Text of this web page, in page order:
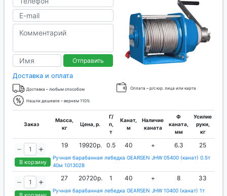
Отправить
Доставка и оплата
Доставка – любым способом Оплата – р/с юр. лица или карта
Нашли дешевле – вернем 110%
Заказ
Масса,
кг
Цена, р.
Г/
п,
т
Канат,
м
Наличие
каната
Ф
каната,
мм
Усилие
руки,
кг
В корзину
19 19920р. 0.5 40 + 6.3 25
Ручная барабанная лебедка GEARSEN JHW 05400 (канат) 0.5т
40м 1013028
27 20720р. 1 40 + 8 33
Ручная барабанная лебедка GEARSEN JHW 10400 (канат) 1т